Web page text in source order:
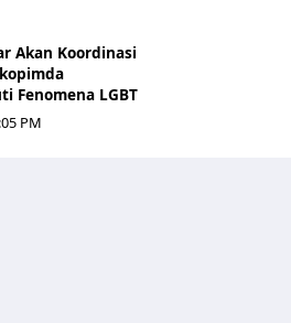
Akan Koordinasi
Fenomena LGBT
PM